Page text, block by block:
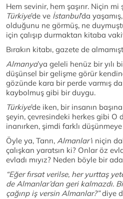
Hem sevinir, hem şaşırır. Niçin mi
Türkiye’de ve İstanbul’da
olduğunu ne görmüş, ne
için çalışıp durmaktan kitaba
Bırakın kitabı, gazete de
Almanya’ya geleli henüz bir yılı
düşünsel bir gelişme görür
gözünde kara bir perde varmış da
kaybolmuş gibi bir duygu.
Türkiye’de iken, bir insanın
şeyin, çevresindeki herkes gibi O
inanırken, şimdi farklı düşünmeye
Öyle ya, Tanrı, Almanlar’ı niçin
çalışkan yaratsın ki? Onlar öz
evladı mıyız? Neden böyle bir
“Eğer fırsat verilse, her yurttaş
de Almanlar’dan geri kalmazdı.
çağırıp iş versin Almanlar?”